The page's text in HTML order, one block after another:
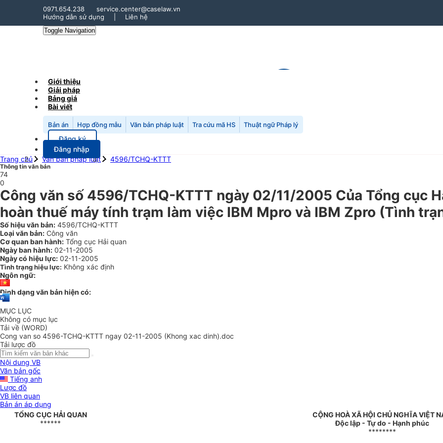
0971.654.238
service.center@caselaw.vn
Hướng dẫn sử dụng
Liên hệ
Toggle Navigation
Giới thiệu
Giải pháp
Bảng giá
Bài viết
Bản án Hợp đồng mẫu Văn bản pháp luật Tra cứu mã HS Thuật ngữ Pháp lý
Đăng ký
Đăng nhập
Trang chủ
Văn bản pháp luật 4596/TCHQ-KTTT
Thông tin văn bản
74
0
Công văn số 4596/TCHQ-KTTT ngày 02/11/2005 Của Tổng cục
hoàn thuế máy tính trạm làm việc IBM Mpro và IBM Zpro (Tình
Số hiệu văn bản: 4596/TCHQ-KTTT
Loại văn bản: Công văn
Cơ quan ban hành: Tổng cục Hải quan
Ngày ban hành: 02-11-2005
Ngày có hiệu lực: 02-11-2005
Tình trạng hiệu lực: Không xác định
Ngôn ngữ:
Định dạng văn bản hiện có:
MỤC LỤC
Không có mục lục
Tải về (WORD)
Cong van so 4596-TCHQ-KTTT ngay 02-11-2005 (Khong xac dinh).doc
Tải lược đồ
Nội dung VB
Văn bản gốc
Tiếng anh
Lược đồ
VB liên quan
Bản án áp dụng
TỔNG CỤC HẢI QUAN
******
CỘNG HOÀ XÃ HỘI CHỦ NGHĨA VIỆT
Độc lập - Tự do - Hạnh phúc
********